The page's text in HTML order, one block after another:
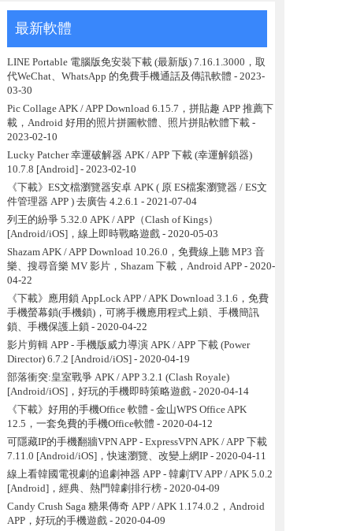
最新軟體
LINE Portable 電腦版免安裝下載 (最新版) 7.16.1.3000，取
代WeChat、WhatsApp 的免費手機通話及傳訊軟體 - 2023-
03-30
Pic Collage APK / APP Download 6.15.7，拼貼趣 APP 推薦下
載，Android 好用的照片拼圖軟體、照片拼貼軟體下載-
2023-02-10
Lucky Patcher 幸運破解器 APK / APP 下載 (幸運解鎖器)
10.7.8 [Android] - 2023-02-10
《下載》ES文檔瀏覽器安卓 APK ( 原 ES檔案瀏覽器 / ES文
件管理器 APP ) 去廣告 4.2.6.1 - 2021-07-04
列王的紛爭 5.32.0 APK / APP（Clash of Kings）
[Android/iOS]，線上即時戰略遊戲- 2020-05-03
Shazam APK / APP Download 10.26.0，免費線上聽 MP3 音
樂、搜尋音樂 MV 影片，Shazam 下載，Android APP- 2020-
04-22
《下載》應用鎖 AppLock APP / APK Download 3.1.6，免費
手機螢幕鎖(手機鎖)，可將手機應用程式上鎖、手機簡訊
鎖、手機保護上鎖 - 2020-04-22
影片剪輯 APP - 手機版威力導演 APK / APP 下載 (Power
Director) 6.7.2 [Android/iOS]- 2020-04-19
部落衝突:皇室戰爭 APK / APP 3.2.1 (Clash Royale)
[Android/iOS]，好玩的手機即時策略遊戲- 2020-04-14
《下載》好用的手機Office 軟體 - 金山WPS Office APK
12.5，一套免費的手機Office軟體 - 2020-04-12
可隱藏IP的手機翻牆VPN APP - ExpressVPN APK / APP 下載
7.11.0 [Android/iOS]，快速瀏覽、改變上網IP- 2020-04-11
線上看韓國電視劇的追劇神器 APP - 韓劇TV APP / APK 5.0.2
[Android]，經典、熱門韓劇排行榜- 2020-04-09
Candy Crush Saga 糖果傳奇 APP / APK 1.174.0.2，Android
APP，好玩的手機遊戲- 2020-04-09